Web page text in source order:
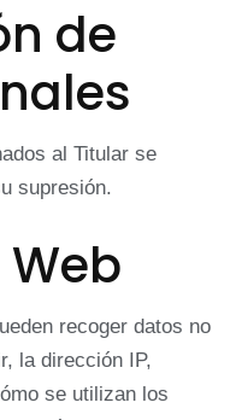
de
al Titular se
supresión.
recoger datos no
la dirección IP,
se utilizan los